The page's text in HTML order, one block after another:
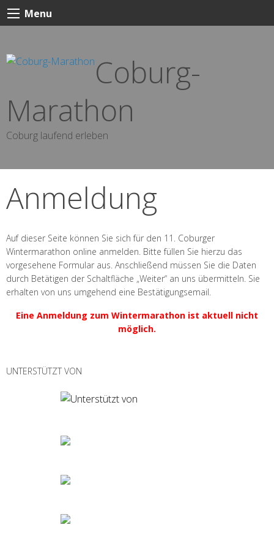
Skip
to
Menu
Coburg-
Marathon
Coburg laufend erleben
Anmeldung
Auf dieser Seite können Sie sich für den 11. Coburger
Wintermarathon online anmelden. Bitte füllen Sie hierzu das
vorgesehene Formular aus. Anschließend müssen Sie die Daten
durch Betätigen der Schaltfläche „Weiter“ an uns übermitteln. Sie
erhalten von uns umgehend eine Bestätigungsemail.
Eine Anmeldung zum Wintermarathon ist aktuell nicht
möglich.
UNTERSTÜTZT VON